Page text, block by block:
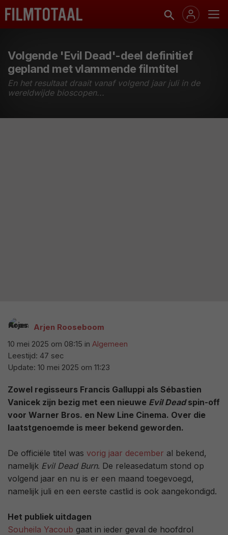
Volgende 'Evil Dead'-deel definitief
gepland met vlammende filmtitel
En het resultaat draait vanaf volgend jaar juli in de
wereldwijde bioscopen...
Arjen Rooseboom
10 mei 2025 om 08:15 in Algemeen
Leestijd: 47 sec
Update: 10 mei 2025 om 11:23
Zowel regisseurs Francis Galluppi als Sébastien
Vanicek zijn bezig met een nieuwe Evil Deadspin-off
voor Warner Bros. en New Line Cinema. Over die
laatstgenoemde is meer bekend geworden.
De officiële titel was vorig jaar december al bekend,
namelijk Evil Dead Burn. De releasedatum stond op
volgend jaar en nu is er een maand toegevoegd,
namelijk juli en een eerste castlid is ook aangekondigd.
Het publiek uitdagen
Souheila Yacoub gaat in ieder geval de hoofdrol